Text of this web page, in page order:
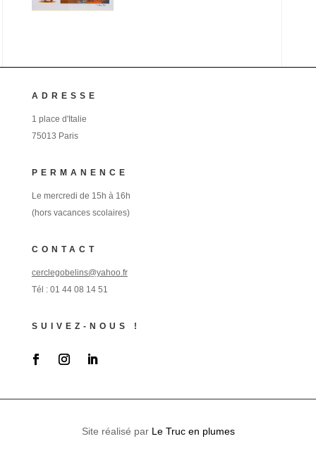
ADRESSE
1 place d'Italie
75013 Paris
PERMANENCE
Le mercredi de 15h à 16h
(hors vacances scolaires)
CONTACT
cerclegobelins@yahoo.fr
Tél : 01 44 08 14 51
SUIVEZ-NOUS !
Site réalisé par Le Truc en plumes